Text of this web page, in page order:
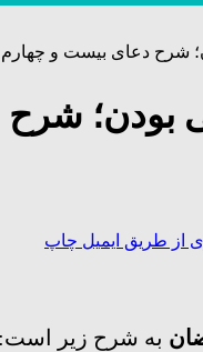
شرح دعای بیست و
بودن؛
از طریق ایمیل چاپ
به شرح زیر